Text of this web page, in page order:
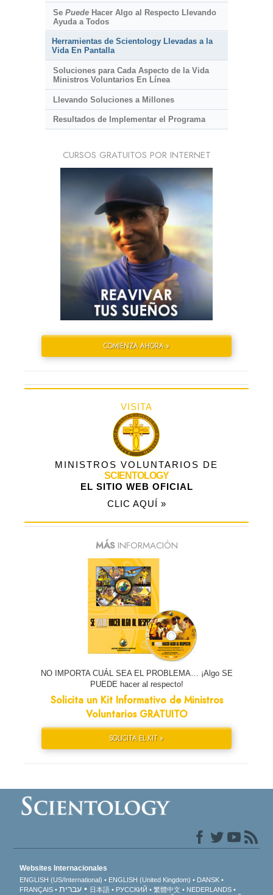
Se PuedeHacer Algo al Respecto Llevando
Ayuda a Todos
Herramientas de Scientology Llevadas a la
Vida En Pantalla
Soluciones para Cada Aspecto de la Vida
Ministros Voluntarios En Línea
Llevando Soluciones a Millones
Resultados de Implementar el Programa
CURSOS GRATUITOS POR INTERNET
COMIENZA AHORA »
VISITA
MINISTROS VOLUNTARIOS DE
SCIENTOLOGY
EL SITIO WEB OFICIAL
CLIC AQUÍ »
MÁSINFORMACIÓN
NO IMPORTA CUÁL SEA EL PROBLEMA… ¡Algo SE
PUEDE hacer al respecto!
Solicita un Kit Informativo de Ministros
Voluntarios GRATUITO
SOLICITA EL KIT »
Websites Internacionales
ENGLISH (US/International) ENGLISH (United Kingdom)
DANSK
FRANÇAIS
עברית 日本語 РУССКИЙ 繁體中文
NEDERLANDS